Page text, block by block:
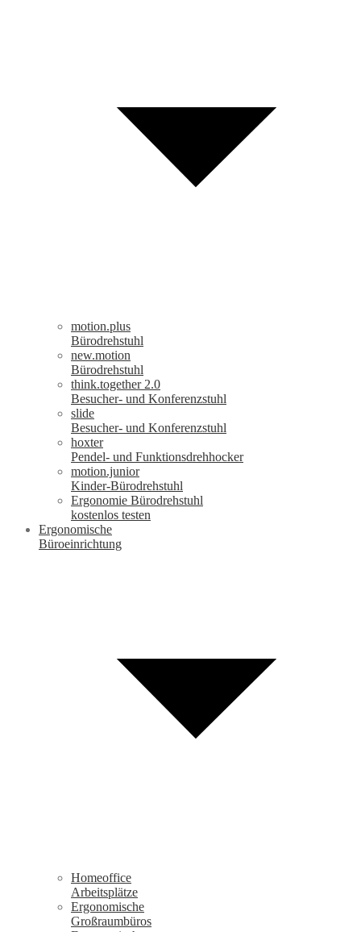
motion.plus
Bürodrehstuhl
new.motion
Bürodrehstuhl
think.together 2.0
Besucher- und Konferenzstuhl
slide
Besucher- und Konferenzstuhl
hoxter
Pendel- und Funktionsdrehhocker
motion.junior
Kinder-Bürodrehstuhl
Ergonomie Bürodrehstuhl
kostenlos testen
Ergonomische
Büroeinrichtung
Homeoffice
Arbeitsplätze
Ergonomische
Großraumbüros